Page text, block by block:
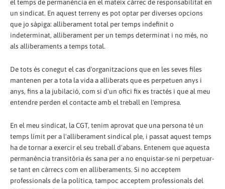
el temps de permanència en el mateix càrrec de responsabilitat en
un sindicat. En aquest terreny es pot optar per diverses opcions
que jo sàpiga: alliberament total per temps indefinit o
indeterminat, alliberament per un temps determinat i no més, no
als alliberaments a temps total.
De tots és conegut el cas d'organitzacions que en les seves files
mantenen per a tota la vida a alliberats que es perpetuen anys i
anys, fins a la jubilació, com si d'un ofici fix es tractés i que al meu
entendre perden el contacte amb el treball en l'empresa.
En el meu sindicat, la CGT, tenim aprovat que una persona té un
temps límit per a l'alliberament sindical ple, i passat aquest temps
ha de tornar a exercir el seu treball d'abans. Entenem que aquesta
permanència transitòria és sana per a no enquistar-se ni perpetuar-
se tant en càrrecs com en alliberaments. Si no acceptem
professionals de la política, tampoc acceptem professionals del